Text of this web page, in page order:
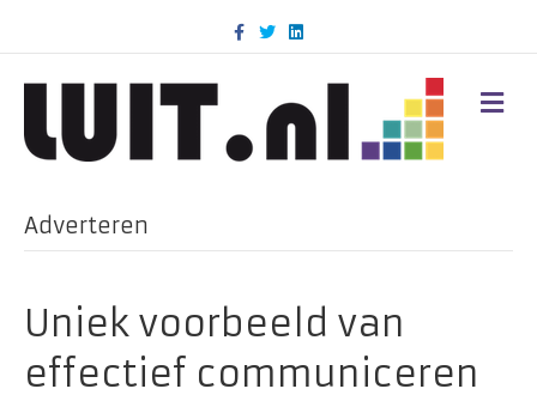
c
k
T
w
i
n
d
M
E
Adverteren
Uniek voorbeeld van
effectief communiceren